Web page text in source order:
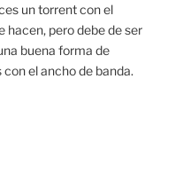
un torrent con el
hacen, pero debe de ser
buena forma de
el ancho de banda.